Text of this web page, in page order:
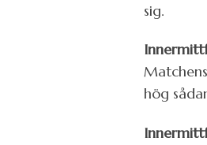
sig.
hög